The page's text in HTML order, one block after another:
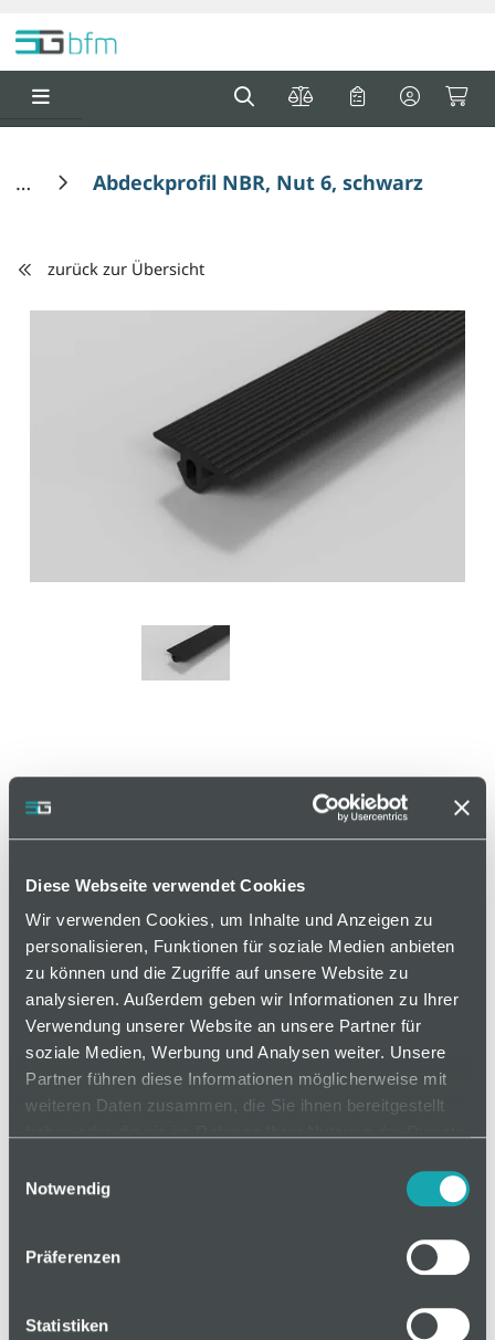
Diese Webseite verwendet Cookies
Wir verwenden Cookies, um Inhalte und Anzeigen zu
personalisieren, Funktionen für soziale Medien anbieten
zu können und die Zugriffe auf unsere Website zu
analysieren. Außerdem geben wir Informationen zu Ihrer
Verwendung unserer Website an unsere Partner für
soziale Medien, Werbung und Analysen weiter. Unsere
Partner führen diese Informationen möglicherweise mit
weiteren Daten zusammen, die Sie ihnen bereitgestellt
Notwendig
Präferenzen
Statistiken
Abdeckprofil NBR, Nut 6, schwarz
zurück zur Übersicht
Abdeckprofil NBR, Nut 6,
schwarz
Artikelnummer 120000483 / Alte Materialnummer:
261006006
Zum Abdecken von Aluminiumprofilen. Zur
Verwendung als rutschfeste Auflage für Trittstufen,
Fußstützen, Schiebetüranschläge usw.
auf Anfrage
Mindestbestellmenge: 1
In den Warenkorb